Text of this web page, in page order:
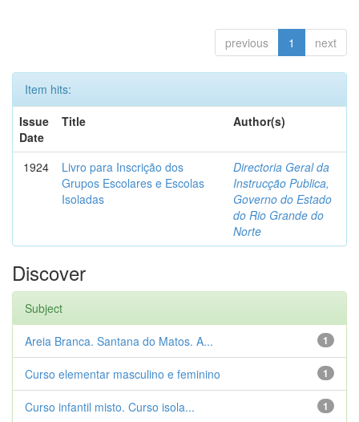
previous 1 next
Item hits:
Issue
Date
Title Author(s)
1924
Livro para Inscrição dos
Grupos Escolares e Escolas
Isoladas
Directoria Geral da
Instrucção Publica,
Governo do Estado
do Rio Grande do
Norte
Discover
Subject
1
Areia Branca. Santana do Matos. A...
1
Curso elementar masculino e feminino
1
Curso infantil misto. Curso isola...